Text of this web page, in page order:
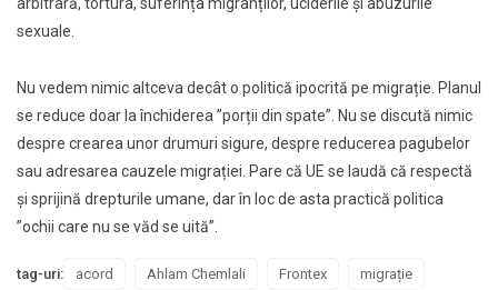
sexuale.
Nu vedem nimic altceva decât o politică ipocrită pe migrație. Planul
se reduce doar la închiderea ”porții din spate”. Nu se discută nimic
despre crearea unor drumuri sigure, despre reducerea pagubelor
sau adresarea cauzele migrației. Pare că UE se laudă că respectă
şi sprijină drepturile umane, dar în loc de asta practică politica
”ochii care nu se văd se uită”.
tag-uri: acord Ahlam Chemlali Frontex migrație